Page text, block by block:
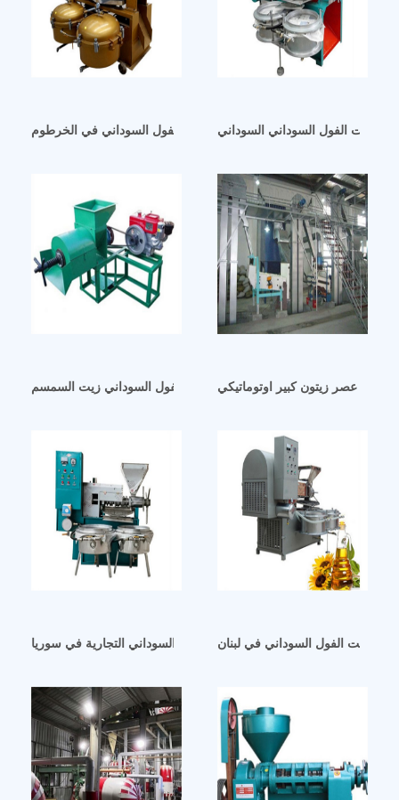
صناعة زيت الفول السوداني في الخرطومزيت الفول السوداني السوداني
معصرة زيت سورية معصرة زيت الفول السوداني زيت السمسم
آلة طرد زيت الفول السوداني التجارية في سوريازيت الفول السوداني في لبنان